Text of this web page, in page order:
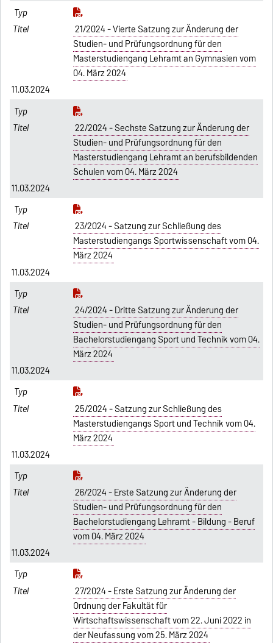
21/2024 - Vierte Satzung zur Änderung der
Studien- und Prüfungsordnung für den
Masterstudiengang Lehramt an Gymnasien vom
04. März 2024
11.03.2024
22/2024 - Sechste Satzung zur Änderung der
Studien- und Prüfungsordnung für den
Masterstudiengang Lehramt an berufsbildenden
Schulen vom 04. März 2024
11.03.2024
23/2024 - Satzung zur Schließung des
Masterstudiengangs Sportwissenschaft vom 04.
März 2024
11.03.2024
24/2024 - Dritte Satzung zur Änderung der
Studien- und Prüfungsordnung für den
Bachelorstudiengang Sport und Technik vom 04.
März 2024
11.03.2024
25/2024 - Satzung zur Schließung des
Masterstudiengangs Sport und Technik vom 04.
März 2024
11.03.2024
26/2024 - Erste Satzung zur Änderung der
Studien- und Prüfungsordnung für den
Bachelorstudiengang Lehramt - Bildung - Beruf
vom 04. März 2024
11.03.2024
27/2024 - Erste Satzung zur Änderung der
Ordnung der Fakultät für
Wirtschaftswissenschaft vom 22. Juni 2022 in
der Neufassung vom 25. März 2024